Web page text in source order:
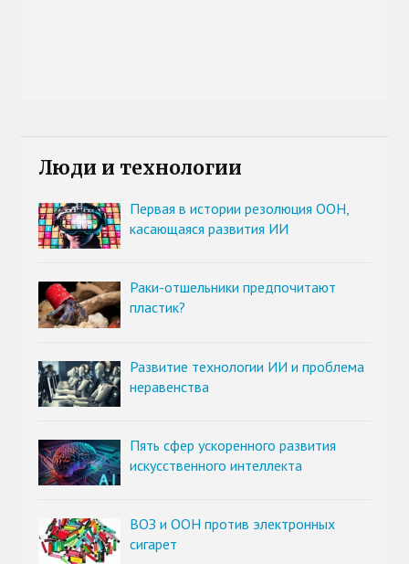
Люди и технологии
Первая в истории резолюция ООН,
касающаяся развития ИИ
Раки-отшельники предпочитают
пластик?
Развитие технологии ИИ и проблема
неравенства
Пять сфер ускоренного развития
искусственного интеллекта
ВОЗ и ООН против электронных
сигарет